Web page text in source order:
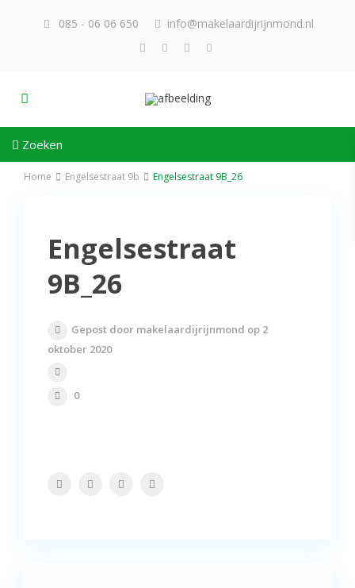
085 - 06 06 650 info@makelaardijrijnmond.nl
Zoeken
Home Engelsestraat 9b Engelsestraat 9B_26
Engelsestraat
9B_26
Gepost door makelaardijrijnmond op 2
oktober 2020
0